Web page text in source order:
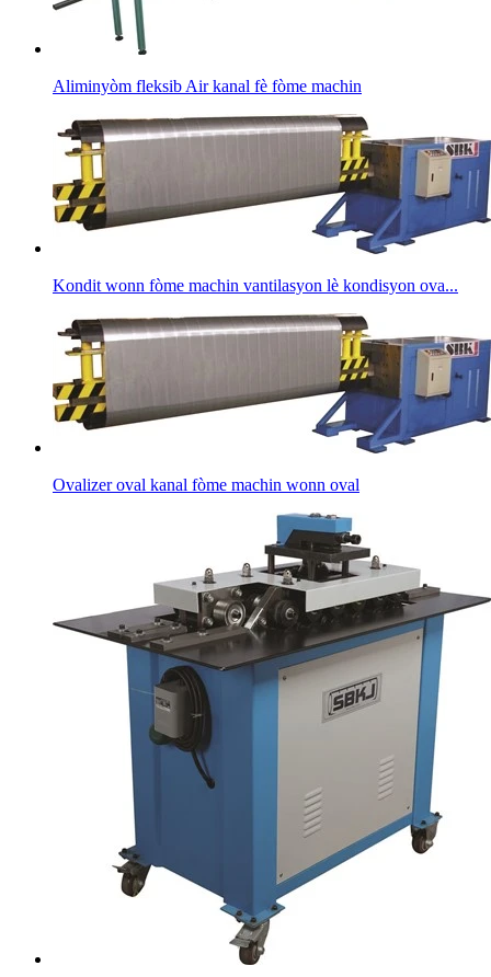
Aliminyòm fleksib Air kanal fè fòme machin
Kondit wonn fòme machin vantilasyon lè kondisyon ova...
Ovalizer oval kanal fòme machin wonn oval